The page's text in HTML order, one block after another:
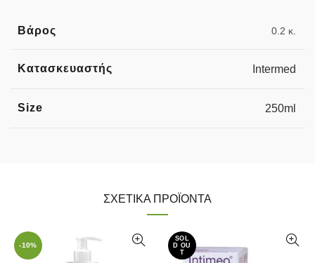
Βάρος 0.2 κ.
Κατασκευαστής Intermed
Size 250ml
ΣΧΕΤΙΚΆ ΠΡΟΪΌΝΤΑ
-10%
SOL
D OU
T